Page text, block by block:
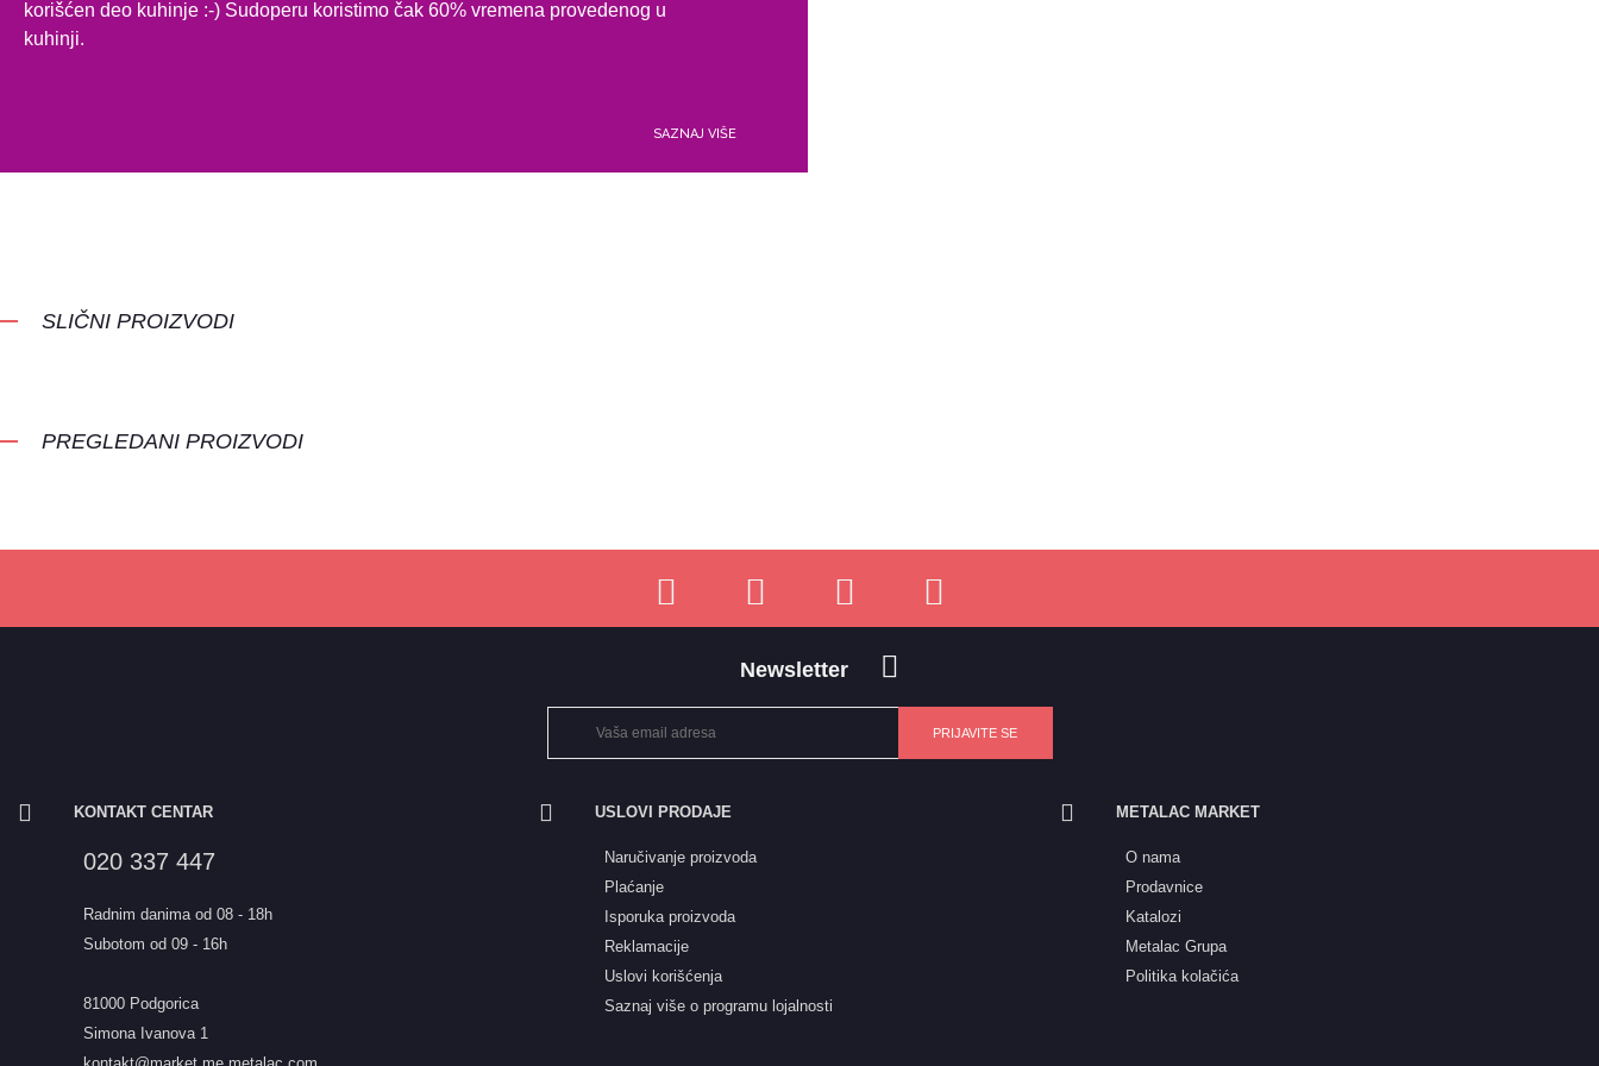
korišćen deo kuhinje :-) ​​​​​​​​​​​​​​Sudoperu koristimo čak 60% vremena provedenog u
kuhinji.
SAZNAJ VIŠE
SLIČNI PROIZVODI
PREGLEDANI PROIZVODI
Newsletter
KONTAKT CENTAR
020 337 447
Radnim danima od 08 - 18h
Subotom od 09 - 16h
81000 Podgorica
Simona Ivanova 1
USLOVI PRODAJE
Naručivanje proizvoda
Plaćanje
Isporuka proizvoda
Reklamacije
Uslovi korišćenja
Saznaj više o programu lojalnosti
METALAC MARKET
O nama
Prodavnice
Katalozi
Metalac Grupa
Politika kolačića